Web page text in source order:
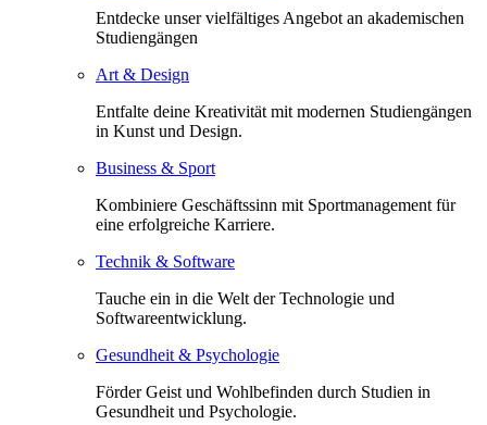
Entdecke unser vielfältiges Angebot an akademischen
Studiengängen
Art & Design
Entfalte deine Kreativität mit modernen Studiengängen
in Kunst und Design.
Business & Sport
Kombiniere Geschäftssinn mit Sportmanagement für
eine erfolgreiche Karriere.
Technik & Software
Tauche ein in die Welt der Technologie und
Softwareentwicklung.
Gesundheit & Psychologie
Förder Geist und Wohlbefinden durch Studien in
Gesundheit und Psychologie.